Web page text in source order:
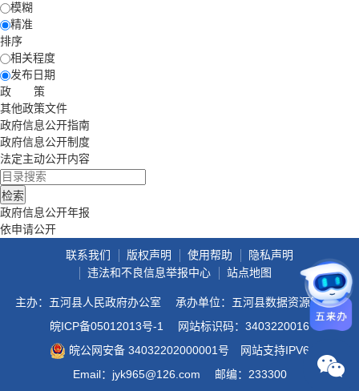
模糊
精准
排序
相关程度
发布日期
政 策
其他政策文件
政府信息公开指南
政府信息公开制度
法定主动公开内容
政府信息公开年报
依申请公开
联系我们
版权声明 使用帮助
隐私声明
违法和不良信息举报中心
站点地图
主办：五河县人民政府办公室
承办单位：五河县数据资源管理局
皖ICP备05012013号-1
网站标识码：3403220016
皖公网安备 34032202000001号
网站支持IPV6
Email：jyk965@126.com
邮编：233300